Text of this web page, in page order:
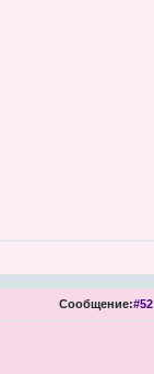
Сообщение:#52